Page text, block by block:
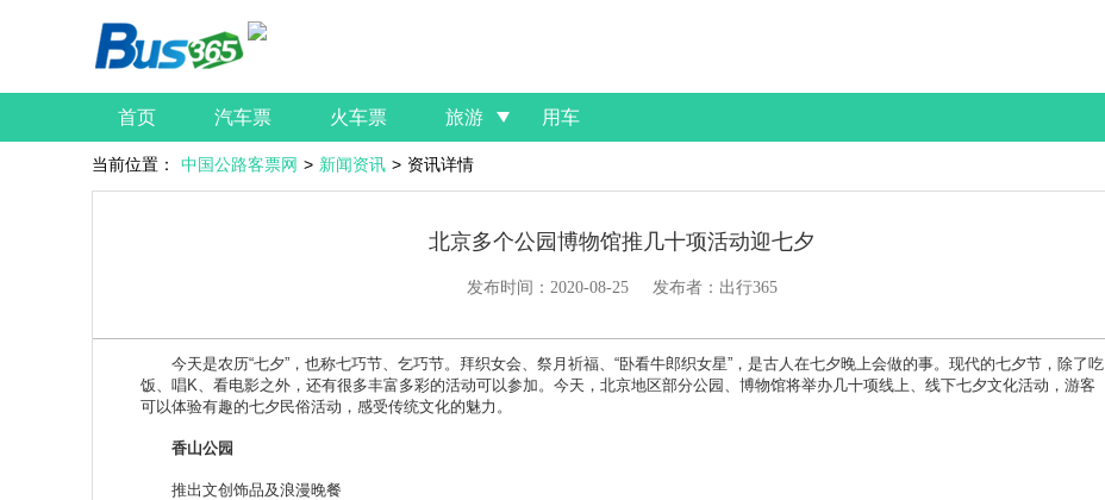
首页 汽车票 火车票 旅游 用车
当前位置： 中国公路客票网 > 新闻资讯 > 资讯详情
北京多个公园博物馆推几十项活动迎七夕
发布时间： 2020-08-25发布者：出行365
今天是农历“七夕”，也称七巧节、乞巧节。拜织女会、祭月祈福、“卧看牛郎织女星”，是古人在七夕晚上会做的事。现代的七夕节，除了吃
饭、唱K、看电影之外，还有很多丰富多彩的活动可以参加。今天，北京地区部分公园、博物馆将举办几十项线上、线下七夕文化活动，游客
可以体验有趣的七夕民俗活动，感受传统文化的魅力。
香山公园
推出文创饰品及浪漫晚餐